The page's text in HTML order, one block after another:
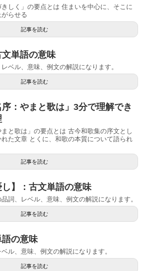
きしく」の要点とは 住まいを中心に、そこに
らせる
記事を読む
単語の意味
ベル、意味、例文の解説になります。
記事を読む
序：やまと歌は」3分で理解でき
まと歌は」の要点とは 古今和歌集の序文とし
た文章 とくに、和歌の本質について語られ
記事を読む
】：古文単語の意味
詞、レベル、意味、例文の解説になります。
記事を読む
の意味
ル、意味、例文の解説になります。
記事を読む